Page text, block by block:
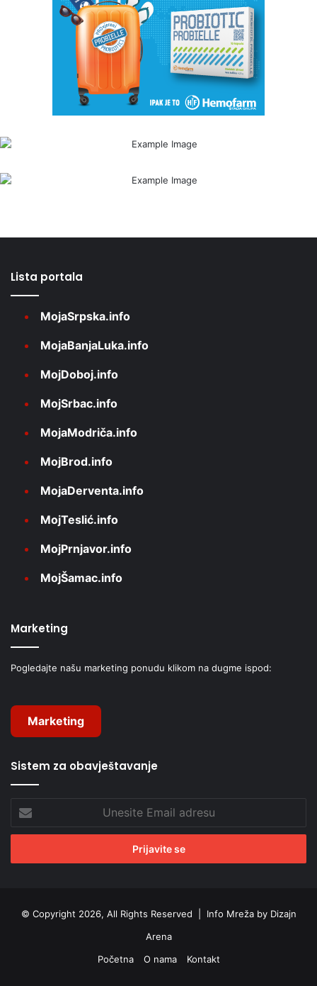
Lista portala
MojaSrpska.info
MojaBanjaLuka.info
MojDoboj.info
MojSrbac.info
MojaModriča.info
MojBrod.info
MojaDerventa.info
MojTeslić.info
MojPrnjavor.info
MojŠamac.info
Marketing
Pogledajte našu marketing ponudu klikom na dugme ispod:
Marketing
Sistem za obavještavanje
Email
adresu
© Copyright 2026, All Rights Reserved | Info Mreža by Dizajn
Arena
Početna
O nama Kontakt